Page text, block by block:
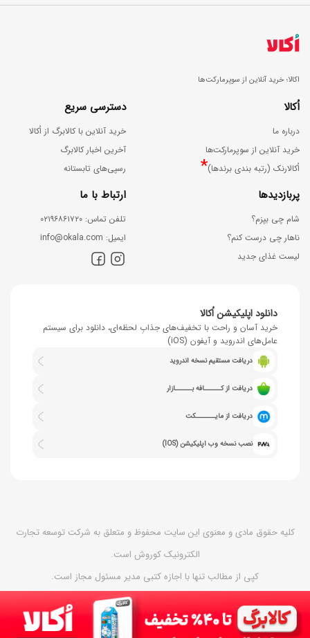
اکالا؛ خرید آنلاین از سوپرمارکت‌ها
اُکالا
درباره ما
خرید آنلاین از سوپرمارکت‌ها
اُکالارنک (رتبه بندی برندها)*
دسترسی سریع
خرید آنلاین با کالابرگ از اُکالا
آخرین اخبار کالابرگ
رسپی‌های تابستانه
پربازدیدها
شام چی بپزم؟
ناهار چی درست کنم؟
لیست غذای جدید
ارتباط با ما
ﺗﻠﻔﻦ ﺗﻤﺎس: ۰۲۱۹۶۸۶۱۷۲۰
اﯾﻤﯿﻞ: info@okala.com
دانلود اپلیکیشن اُکالا
خرید آسان و راحت با تخفیف‌های جذابِ لحظه‌ای، دانلود برای سیستم
عامل‌های اندروید و آیفون (iOS)
دریافت مستقیم نسخه اندروید
دریافت از کــــــافه بــــــازار
دریافت از مایـــــــکت
نصب نسخه وب اپلیکیشن (IOS)
کلیه حقوق مادی و معنوی این سایت محفوظ و متعلق به شرکت توسعه تجارت
الکترونیک کوروش است.
کپی از مطالب تنها با اجازه کتبی مدیر مسئول مجاز است.